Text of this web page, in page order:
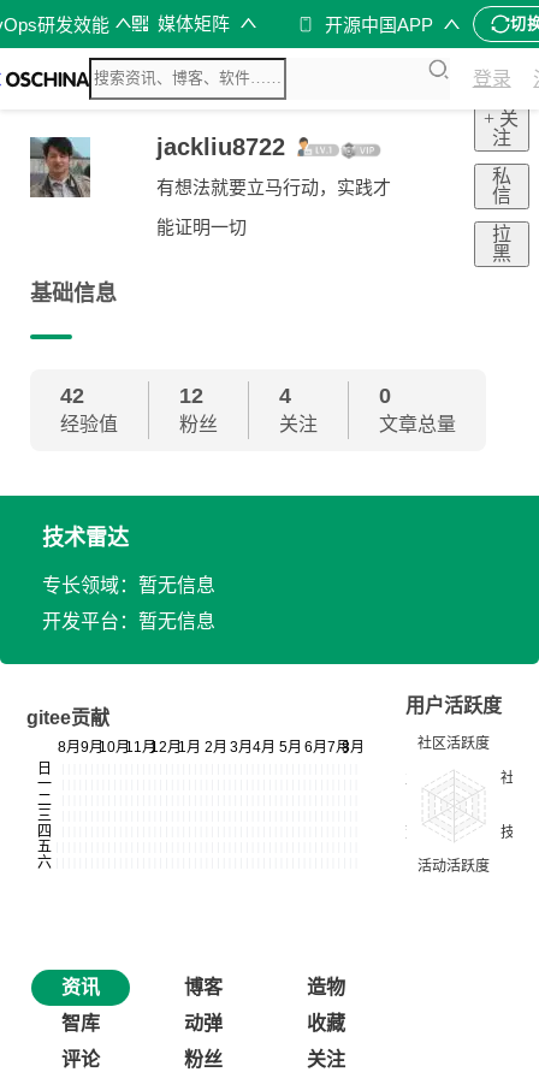
研发效能 媒体矩阵 开源中国APP 切
登录
jackliu8722
有想法就要立马行动，实践才
能证明一切
+ 关
注
私
信
拉
黑
基础信息
42
经验值
12
粉丝
4
关注
0
文章总量
技术雷达
专长领域：暂无信息
开发平台：暂无信息
gitee贡献
用户活跃度
资讯 博客
造物
智库
动弹
收藏
评论
粉丝 关注